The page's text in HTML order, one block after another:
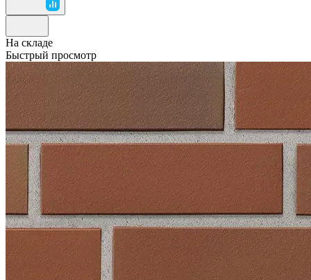
На складе
Быстрый просмотр